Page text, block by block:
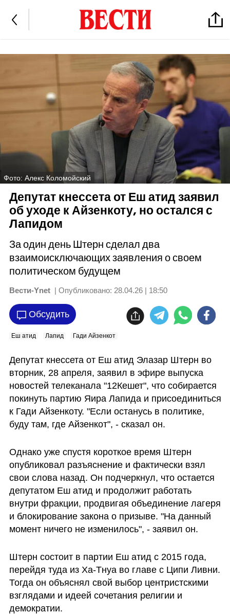
Фото: Алекс Коломойский
Депутат кнессета от Еш атид заявил
об уходе к Айзенкоту, но остался с
Лапидом
За один день Штерн сделал два
взаимоисключающих заявления о своем
политическом будущем
Вести-Ynet | Опубликовано: 28.04.26 | 18:50
Обсудить
Еш атид Лапид Гади Айзенкот
Депутат кнессета от Еш атид Элазар Штерн во
вторник, 28 апреля, заявил в эфире выпуска
новостей телеканала "12Кешет", что собирается
покинуть партию Яира Лапида и присоединиться
к Гади Айзенкоту. "Если останусь в политике,
буду там, где Айзенкот", - сказал он.
Однако уже спустя короткое время Штерн
опубликовал разъяснение и фактически взял
свои слова назад. Он подчеркнул, что остается
депутатом Еш атид и продолжит работать
внутри фракции, продвигая объединение лагеря
и блокирование закона о призыве. "На данный
момент ничего не изменилось", - заявил он.
Штерн состоит в партии Еш атид с 2015 года,
перейдя туда из Ха-Тнуа во главе с Ципи Ливни.
Тогда он объяснял свой выбор центристскими
взглядами и идеей сочетания религии и
демократии.